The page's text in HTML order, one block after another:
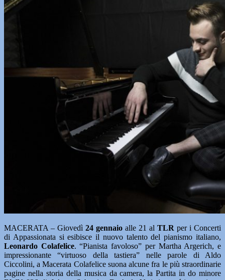
MACERATA – Giovedì 24 gennaio alle 21 al TLR per i Concerti
di Appassionata si esibisce il nuovo talento del pianismo italiano,
Leonardo Colafelice. “Pianista favoloso” per Martha Argerich, e
impressionante “virtuoso della tastiera” nelle parole di Aldo
Ciccolini, a Macerata Colafelice suona alcune fra le più straordinarie
pagine nella storia della musica da camera, la Partita in do minore